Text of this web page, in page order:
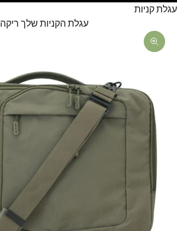
עגלת קניות
עגלת הקניות שלך ריקה
תקריב